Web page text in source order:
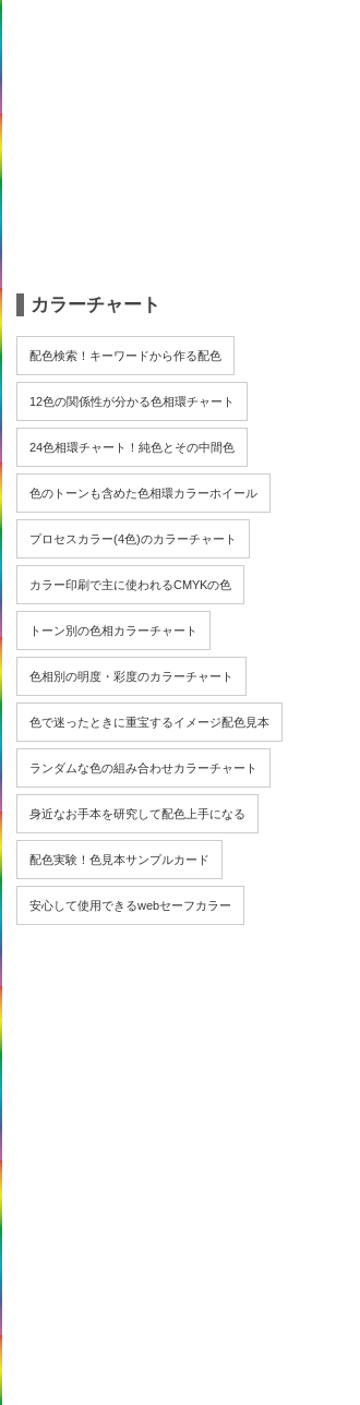
カラーチャート
配色検索！キーワードから作る配色
12色の関係性が分かる色相環チャート
24色相環チャート！純色とその中間色
色のトーンも含めた色相環カラーホイール
プロセスカラー(4色)のカラーチャート
カラー印刷で主に使われるCMYKの色
トーン別の色相カラーチャート
色相別の明度・彩度のカラーチャート
色で迷ったときに重宝するイメージ配色見本
ランダムな色の組み合わせカラーチャート
身近なお手本を研究して配色上手になる
配色実験！色見本サンプルカード
安心して使用できるwebセーフカラー